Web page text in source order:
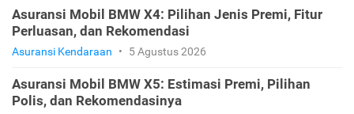
Asuransi Mobil BMW X4: Pilihan Jenis Premi, Fitur
Perluasan, dan Rekomendasi
Asuransi Kendaraan • 5 Agustus 2026
Asuransi Mobil BMW X5: Estimasi Premi, Pilihan
Polis, dan Rekomendasinya